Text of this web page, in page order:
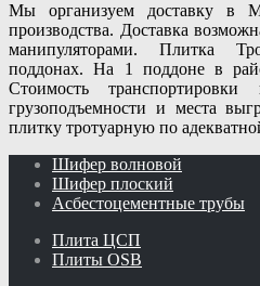
Мы организуем доставку в
производства. Доставка
манипуляторами. Плитка
поддонах. На 1 поддоне в
Стоимость
грузоподъемности и места
плитку тротуарную по
Шифер волновой
Шифер плоский
Асбестоцементные трубы
Плита ЦСП
Плиты OSB